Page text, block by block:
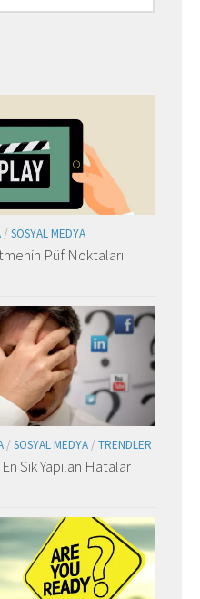
/ SOSYAL MEDYA
Püf Noktaları
/ SOSYAL MEDYA / TRENDLER
Sık Yapılan Hatalar